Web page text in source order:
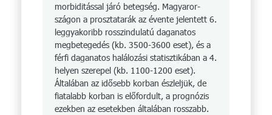
morbiditással járó betegség. Magyar­or­
szágon a prosztatarák az évente jelentett 6.
leggyakoribb rosszindulatú daganatos
megbetegedés (kb. 3500-3600 eset), és a
férfi daganatos halálozási statisztikában a 4.
helyen szerepel (kb. 1100-1200 eset).
Általában az idősebb korban észleljük, de
fiatalabb korban is előfordult, a prognózis
ezekben az esetekben általában rosszabb.